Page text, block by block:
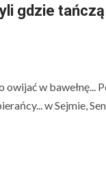
gdzie tańczą
w bawełnę...
w Sejmie,